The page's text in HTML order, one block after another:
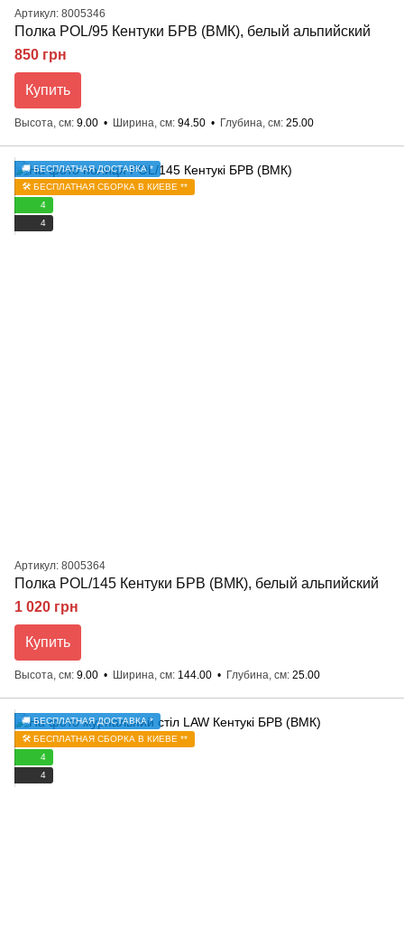
Артикул: 8005346
Полка POL/95 Кентуки БРВ (ВМК), белый альпийский
850 грн
Купить
Высота, см 9.00 Ширина, см 94.50 Глубина, см 25.00
🚚 БЕСПЛАТНАЯ ДОСТАВКА *
🛠️ БЕСПЛАТНАЯ СБОРКА В КИЕВЕ **
4
4
Артикул: 8005364
Полка POL/145 Кентуки БРВ (ВМК), белый альпийский
1 020 грн
Купить
Высота, см 9.00 Ширина, см 144.00 Глубина, см 25.00
🚚 БЕСПЛАТНАЯ ДОСТАВКА *
🛠️ БЕСПЛАТНАЯ СБОРКА В КИЕВЕ **
4
4